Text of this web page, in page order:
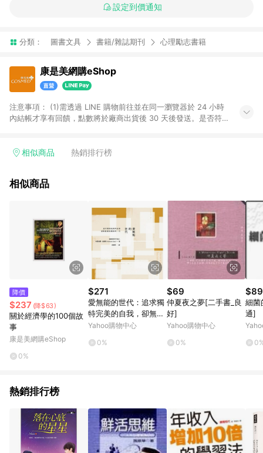
設定到價通知
分類： 圖書文具 書籍/雜誌期刊 心理勵志書籍
康是美網購eShop
注意事項：​ (1)需透過 LINE 購物前往並在同一瀏覽器於 24 小時
內結帳才享有回饋，點數將於廠商出貨後 30 天後發送。​是否符
黃金鑽飾/精品相關/3C數位(含周邊)/家電視聽/運動戶外/母嬰用
饋%」，將於訂單成立後由「LINE購物通知」之官方帳號訊息通
依LINE購物網站訂單成立通知為準。​​ (5)LINE購物設有「單一商
品最高回饋點數」機制 (部分時段開放「回饋無上限」)，以同一
訂單中同一商品不論件數計算，請依訂單成立當下LINE購物的回
饋機制為準。
相似商品 熱銷排行榜
相似商品
降價
$237 (降$63)
關於經濟學的100個故
事
康是美網購eShop
0%
$271
愛無能的世代：追求獨
特完美的自我，卻無能
維持關係的一代[二手
Yahoo購物中心
0%
$69
仲夏夜之夢[二手書_良
好]
Yahoo購物中心
0%
$89
細菌
通]
熱銷排行榜